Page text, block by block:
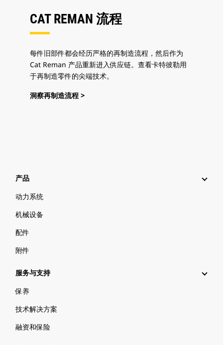
CAT REMAN 流程
每件旧部件都会经历严格的再制造流程，然后作为
Cat Reman 产品重新进入供应链。查看卡特彼勒用
于再制造零件的尖端技术。
洞察再制造流程 >
产品
动力系统
机械设备
配件
附件
服务与支持
保养
技术解决方案
融资和保险